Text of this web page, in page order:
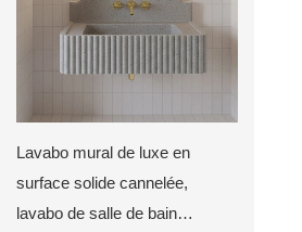
Lavabo mural de luxe en
surface solide cannelée,
lavabo de salle de bain